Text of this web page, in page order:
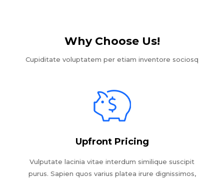
Why Choose Us!​
Cupiditate voluptatem per etiam inventore sociosq
Upfront Pricing
Vulputate lacinia vitae interdum similique suscipit
purus. Sapien quos varius platea irure dignissimos,